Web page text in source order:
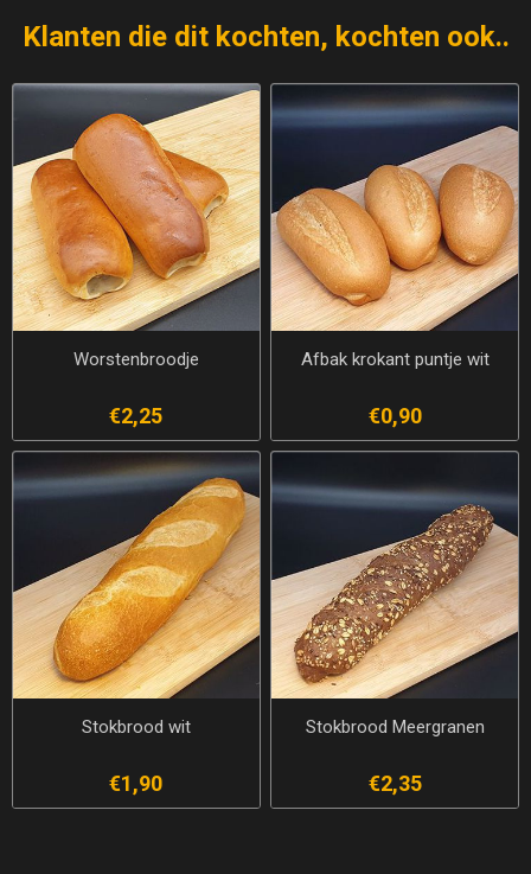
Klanten die dit kochten, kochten ook..
Worstenbroodje
€2,25
Afbak krokant puntje wit
€0,90
Stokbrood wit
€1,90
Stokbrood Meergranen
€2,35